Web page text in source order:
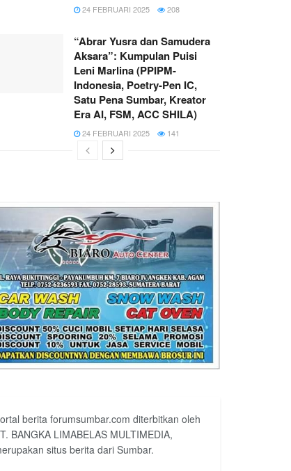
24 FEBRUARI 2025 208
“Abrar Yusra dan Samudera
Aksara”: Kumpulan Puisi
Leni Marlina (PPIPM-
Indonesia, Poetry-Pen IC,
Satu Pena Sumbar, Kreator
Era AI, FSM, ACC SHILA)
24 FEBRUARI 2025 141
berita forumsumbar.com diterbitkan oleh
BANGKA LIMABELAS MULTIMEDIA,
situs berita dari Sumbar.